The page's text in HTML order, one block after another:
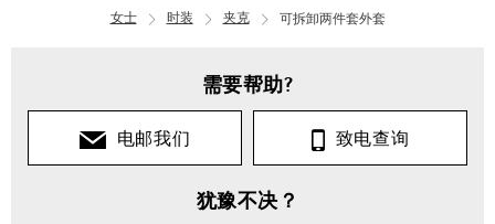
女士 时装 夹克 可拆卸两件套外套
需要帮助?
电邮我们 致电查询
犹豫不决？